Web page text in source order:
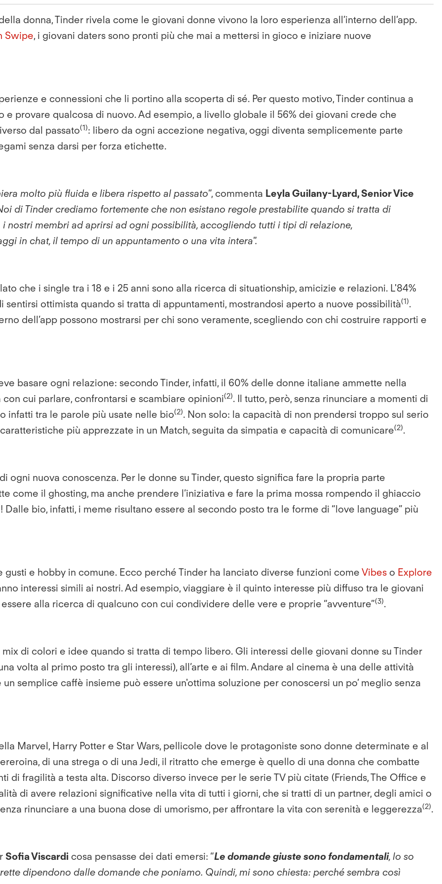
donna, Tinder rivela come le giovani donne vivono la loro esperienza all’interno dell’app.
Swipe, i giovani daters sono pronti più che mai a mettersi in gioco e iniziare nuove
e connessioni che li portino alla scoperta di sé. Per questo motivo, Tinder continua a
provare qualcosa di nuovo. Ad esempio, a livello globale il 56% dei giovani crede che
dal passato(1): libero da ogni accezione negativa, oggi diventa semplicemente parte
senza darsi per forza etichette.
molto più fluida e libera rispetto al passato”, commenta Leyla Guilany-Lyard, Senior Vice
di Tinder crediamo fortemente che non esistano regole prestabilite quando si tratta di
nostri membri ad aprirsi ad ogni possibilità, accogliendo tutti i tipi di relazione,
in chat, il tempo di un appuntamento o una vita intera".
che i single tra i 18 e i 25 anni sono alla ricerca di situationship, amicizie e relazioni. L'84%
ottimista quando si tratta di appuntamenti, mostrandosi aperto a nuove possibilità(1).
dell’app possono mostrarsi per chi sono veramente, scegliendo con chi costruire rapporti e
basare ogni relazione: secondo Tinder, infatti, il 60% delle donne italiane ammette nella
cui parlare, confrontarsi e scambiare opinioni(2). Il tutto, però, senza rinunciare a momenti di
infatti tra le parole più usate nelle bio(2). Non solo: la capacità di non prendersi troppo sul serio
più apprezzate in un Match, seguita da simpatia e capacità di comunicare(2).
nuova conoscenza. Per le donne su Tinder, questo significa fare la propria parte
come il ghosting, ma anche prendere l’iniziativa e fare la prima mossa rompendo il ghiaccio
Dalle bio, infatti, i meme risultano essere al secondo posto tra le forme di “love language” più
e hobby in comune. Ecco perché Tinder ha lanciato diverse funzioni come Vibes o Explore
interessi simili ai nostri. Ad esempio, viaggiare è il quinto interesse più diffuso tra le giovani
alla ricerca di qualcuno con cui condividere delle vere e proprie “avventure”(3).
di colori e idee quando si tratta di tempo libero. Gli interessi delle giovani donne su Tinder
volta al primo posto tra gli interessi), all’arte e ai film. Andare al cinema è una delle attività
semplice caffè insieme può essere un'ottima soluzione per conoscersi un po’ meglio senza
Marvel, Harry Potter e Star Wars, pellicole dove le protagoniste sono donne determinate e al
di una strega o di una Jedi, il ritratto che emerge è quello di una donna che combatte
di fragilità a testa alta. Discorso diverso invece per le serie TV più citate (Friends, The Office e
di avere relazioni significative nella vita di tutti i giorni, che si tratti di un partner, degli amici o
rinunciare a una buona dose di umorismo, per affrontare la vita con serenità e leggerezza(2).
Sofia Viscardi cosa pensasse dei dati emersi: “Le domande giuste sono fondamentali, lo so
dipendono dalle domande che poniamo. Quindi, mi sono chiesta: perché sembra così